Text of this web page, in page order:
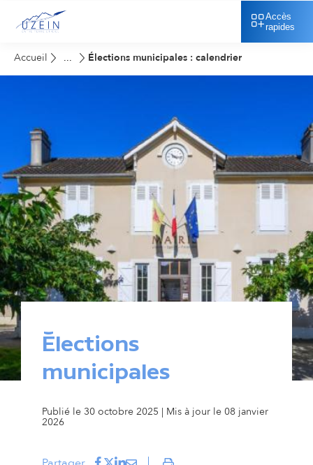
Accès
rapides
Accueil ... Élections municipales : calendrier
Élections
municipales
Publié le 30 octobre 2025 | Mis à jour le 08 janvier
2026
Partager sur Facebook
(s'ouvre dans un nouvel onglet)
Partager sur Twitter
(s'ouvre dans un nouvel onglet)
Partager sur LinkedIn
(s'ouvre dans un nouvel onglet)
Partager par courriel
(s'ouvre dans un nouvel onglet)
Imprimer